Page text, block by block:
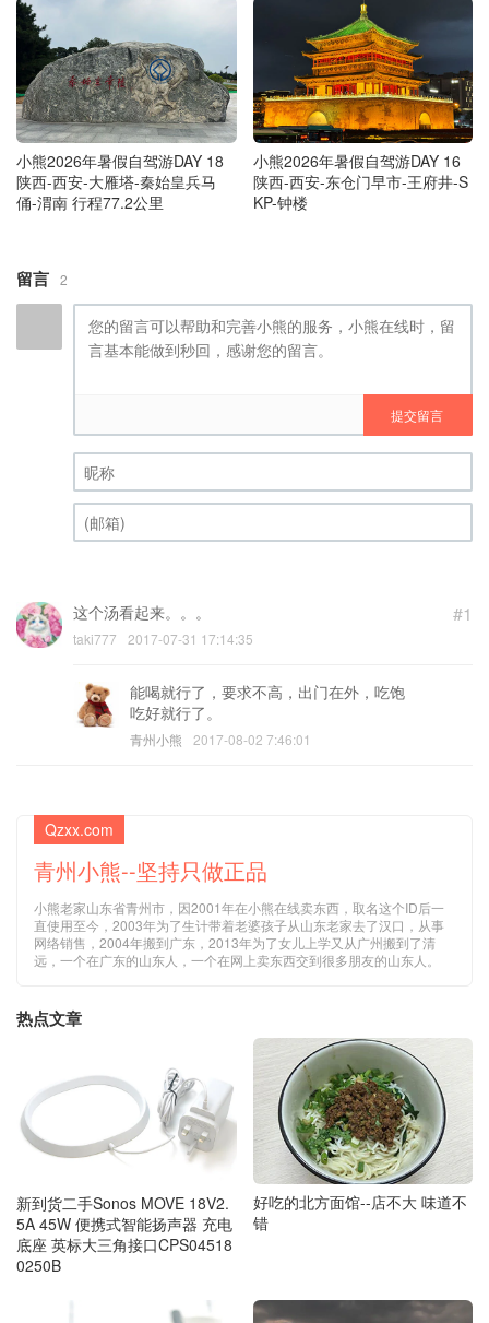
小熊2026年暑假自驾游DAY 18
陕西-西安-大雁塔-秦始皇兵马
俑-渭南 行程77.2公里
小熊2026年暑假自驾游DAY 16
陕西-西安-东仓门早市-王府井-S
KP-钟楼
留言 2
提交留言
昵称 (必填)
#1
这个汤看起来。。。
taki777 2017-07-31 17:14:35
能喝就行了，要求不高，出门在外，吃饱
吃好就行了。
青州小熊 2017-08-02 7:46:01
Qzxx.com
青州小熊--坚持只做正品
小熊老家山东省青州市，因2001年在小熊在线卖东西，取名这个ID后一
直使用至今，2003年为了生计带着老婆孩子从山东老家去了汉口，从事
网络销售，2004年搬到广东，2013年为了女儿上学又从广州搬到了清
远，一个在广东的山东人，一个在网上卖东西交到很多朋友的山东人。
热点文章
新到货二手Sonos MOVE 18V2.
5A 45W 便携式智能扬声器 充电
底座 英标大三角接口CPS04518
0250B
好吃的北方面馆--店不大 味道不
错